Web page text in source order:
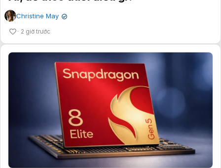
Christine May ✔
2 giờ trước